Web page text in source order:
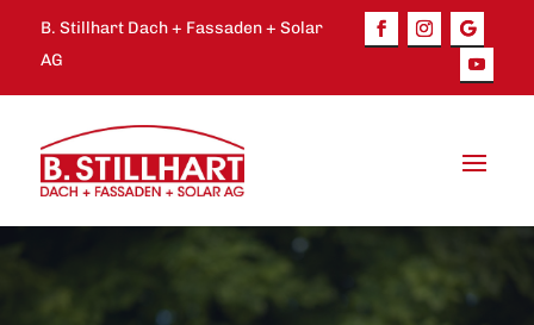
B. Stillhart Dach + Fassaden + Solar
AG